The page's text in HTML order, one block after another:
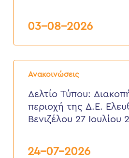
Σούδας,
έως
2026
03-08-2026
Ανακοινώσεις
Δελτίο
Τύπου:
νερού
περιοχή
Δελτίο Τύπου:
περιοχή της Δ.Ε.
Βενιζέλου 27 Ιουλίου
24-07-2026